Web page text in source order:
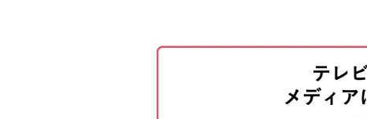
マーブル模様の作り方